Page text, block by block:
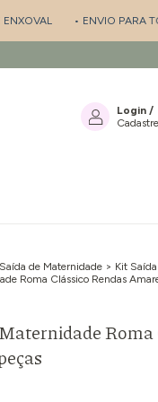
• ENVIO PARA TODO
Login /
de Maternidade > Kit
Roma Clássico Rendas
Roma